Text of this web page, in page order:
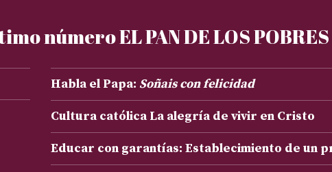
número EL PAN DE LOS POBRES
Habla el Papa: Soñais con felicidad
Cultura católica La alegría de vivir en Cristo
Educar con garantías: Establecimiento de un